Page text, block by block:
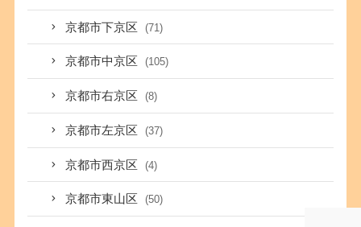
京都市下京区 (71)
京都市中京区 (105)
京都市右京区 (8)
京都市左京区 (37)
京都市西京区 (4)
京都市東山区 (50)